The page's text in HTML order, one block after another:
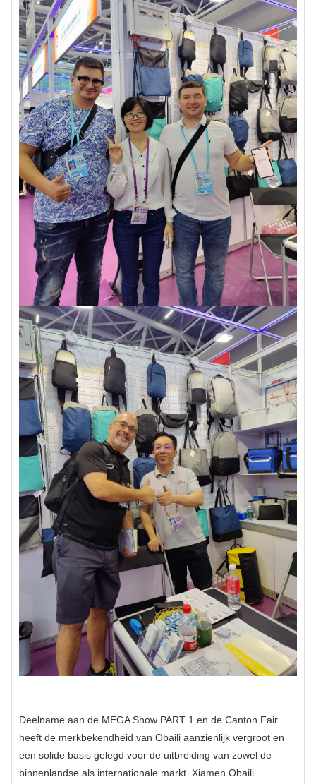
Deelname aan de MEGA Show PART 1 en de Canton Fair
heeft de merkbekendheid van Obaili aanzienlijk vergroot en
een solide basis gelegd voor de uitbreiding van zowel de
binnenlandse als internationale markt. Xiamen Obaili